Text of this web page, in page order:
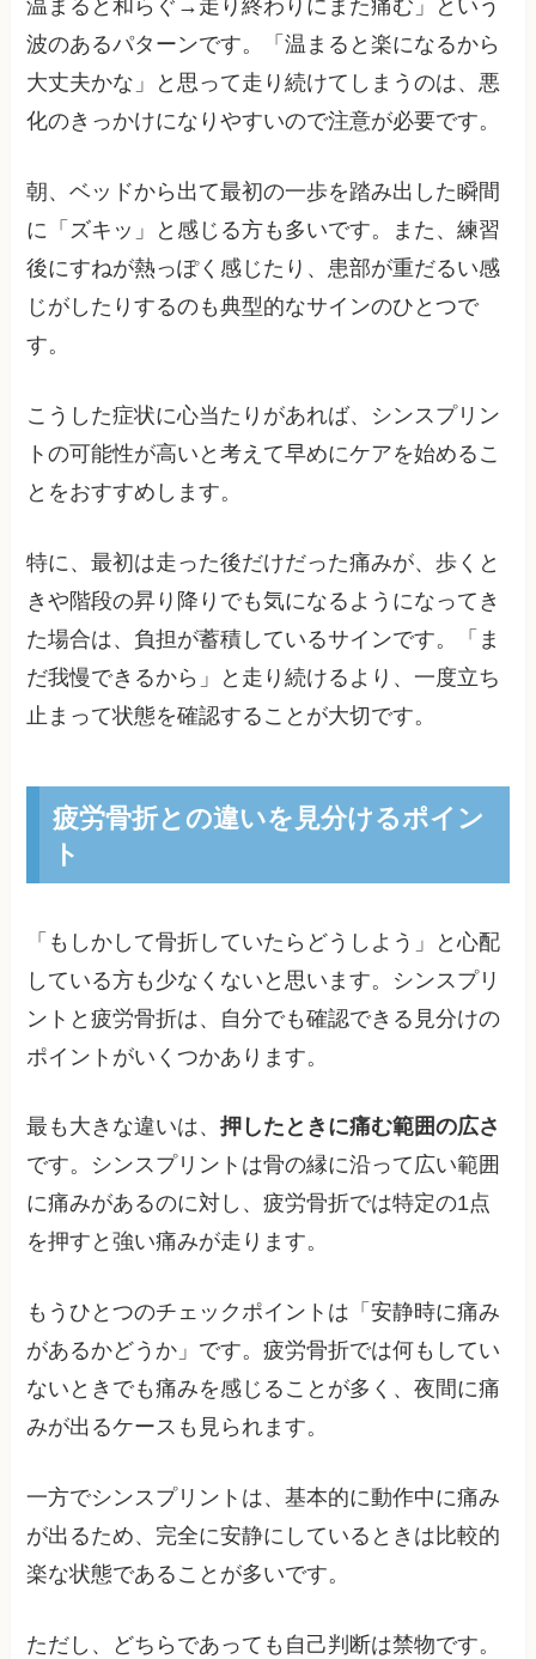
温まると和らぐ→走り終わりにまた痛む」という
波のあるパターンです。「温まると楽になるから
大丈夫かな」と思って走り続けてしまうのは、悪
化のきっかけになりやすいので注意が必要です。
朝、ベッドから出て最初の一歩を踏み出した瞬間
に「ズキッ」と感じる方も多いです。また、練習
後にすねが熱っぽく感じたり、患部が重だるい感
じがしたりするのも典型的なサインのひとつで
す。
こうした症状に心当たりがあれば、シンスプリン
トの可能性が高いと考えて早めにケアを始めるこ
とをおすすめします。
特に、最初は走った後だけだった痛みが、歩くと
きや階段の昇り降りでも気になるようになってき
た場合は、負担が蓄積しているサインです。「ま
だ我慢できるから」と走り続けるより、一度立ち
止まって状態を確認することが大切です。
疲労骨折との違いを見分けるポイン
ト
「もしかして骨折していたらどうしよう」と心配
している方も少なくないと思います。シンスプリ
ントと疲労骨折は、自分でも確認できる見分けの
ポイントがいくつかあります。
最も大きな違いは、押したときに痛む範囲の広さ
です。シンスプリントは骨の縁に沿って広い範囲
に痛みがあるのに対し、疲労骨折では特定の1点
を押すと強い痛みが走ります。
もうひとつのチェックポイントは「安静時に痛み
があるかどうか」です。疲労骨折では何もしてい
ないときでも痛みを感じることが多く、夜間に痛
みが出るケースも見られます。
一方でシンスプリントは、基本的に動作中に痛み
が出るため、完全に安静にしているときは比較的
楽な状態であることが多いです。
ただし、どちらであっても自己判断は禁物です。